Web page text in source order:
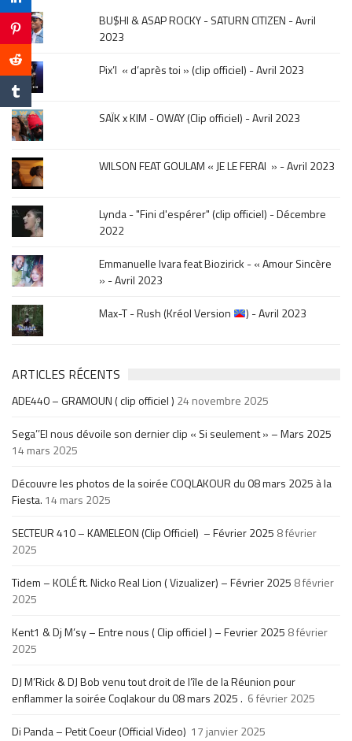
musique,
click
sur
le
mois
de
la
sortie
BU$HI & ASAP ROCKY - SATURN CITIZEN - Avril
2023
Pix’l « d’après toi » (clip officiel) - Avril 2023
SAÏK x KIM - OWAY (Clip officiel) - Avril 2023
WILSON FEAT GOULAM « JE LE FERAI » - Avril 2023
Lynda - "Fini d'espérer" (clip officiel) - Décembre
2022
Emmanuelle Ivara feat Biozirick - « Amour Sincère
» - Avril 2023
Max-T - Rush (Kréol Version
) - Avril 2023
ARTICLES RÉCENTS
ADE440 – GRAMOUN ( clip officiel ) 24 novembre 2025
Sega’’El nous dévoile son dernier clip « Si seulement » – Mars 2025
14 mars 2025
Découvre les photos de la soirée COQLAKOUR du 08 mars 2025 à la
Fiesta. 14 mars 2025
SECTEUR 410 – KAMELEON (Clip Officiel) – Février 2025 8 février
2025
Tidem – KOLÉ ft. Nicko Real Lion ( Vizualizer) – Février 2025 8 février
2025
Kent1 & Dj M’sy – Entre nous ( Clip officiel ) – Fevrier 2025 8 février
2025
DJ M’Rick & DJ Bob venu tout droit de l’île de la Réunion pour
enflammer la soirée Coqlakour du 08 mars 2025 . 6 février 2025
Di Panda – Petit Coeur (Official Video) 17 janvier 2025